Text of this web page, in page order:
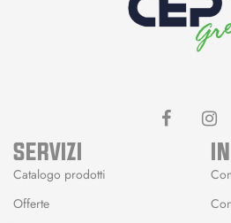
SERVIZI
Catalogo prodotti
Offerte